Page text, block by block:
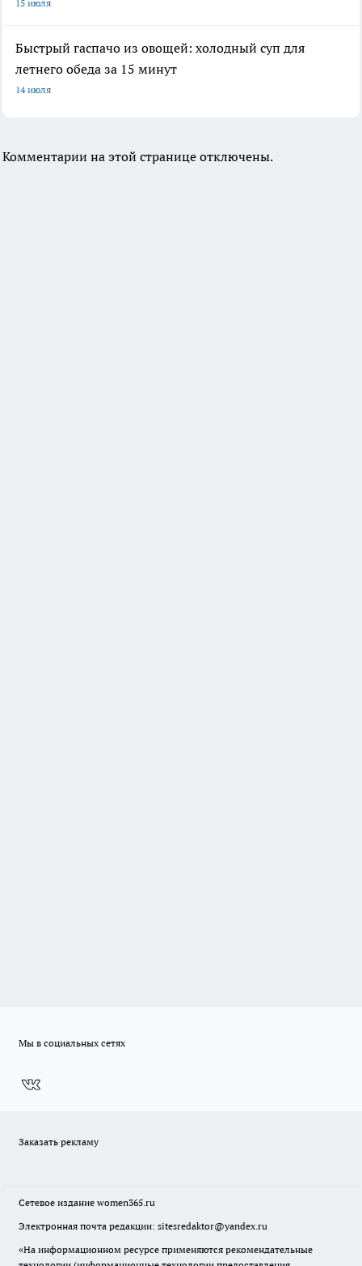
15 июля
Быстрый гаспачо из овощей: холодный суп для
летнего обеда за 15 минут
14 июля
Комментарии на этой странице отключены.
Мы в социальных сетях
Заказать рекламу
Сетевое издание women365.ru
Электронная почта редакции: sitesredaktor@yandex.ru
«На информационном ресурсе применяются рекомендательные